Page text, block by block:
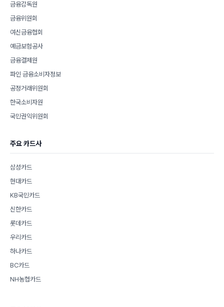
금융감독원
금융위원회
여신금융협회
예금보험공사
금융결제원
파인 금융소비자정보
공정거래위원회
한국소비자원
국민권익위원회
주요 카드사
삼성카드
현대카드
KB국민카드
신한카드
롯데카드
우리카드
하나카드
BC카드
NH농협카드